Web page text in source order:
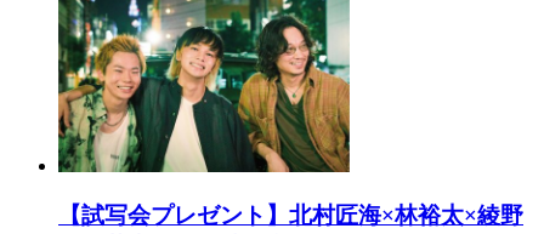
【試写会プレゼント】北村匠海×林裕太×綾野